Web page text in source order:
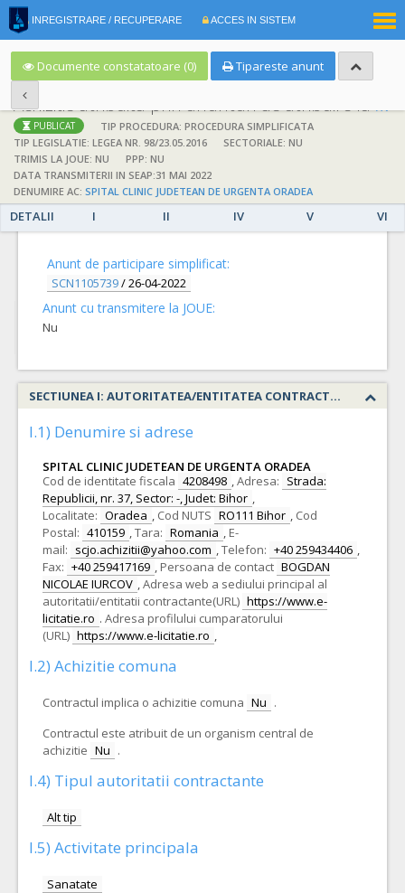
INREGISTRARE / RECUPERARE ACCES IN SISTEM
Documente constatatoare (0) Tipareste anunt
; Achizitie atribuita prin anunturi de atribuire la anuntul simplificat
PUBLICAT
TIP PROCEDURA: PROCEDURA SIMPLIFICATA
TIP LEGISLATIE: LEGEA NR. 98/23.05.2016
SECTORIALE: NU
TRIMIS LA JOUE: NU
PPP: NU
DATA TRANSMITERII IN SEAP:31 MAI 2022
DENUMIRE AC: SPITAL CLINIC JUDETEAN DE URGENTA ORADEA
DETALII I II IV V VI
DETALII
Anunt de participare simplificat:
SCN1105739/26-04-2022
Anunt cu transmitere la JOUE:
Nu
SECTIUNEA I: AUTORITATEA/ENTITATEA CONTRACTANTA
I.1) Denumire si adrese
SPITAL CLINIC JUDETEAN DE URGENTA ORADEA
Cod de identitate fiscala 4208498 ,Adresa: Strada:
Republicii, nr. 37, Sector: -, Judet: Bihor ,
Localitate: Oradea , Cod NUTS RO111 Bihor , Cod
Postal: 410159 ,Tara: Romania , E-
mail: scjo.achizitii@yahoo.com ,Telefon: +40 259434406 ,
Fax: +40 259417169 , Persoana de contact BOGDAN
NICOLAE IURCOV ,Adresa web a sediului principal al
autoritatii/entitatii contractante(URL) https://www.e-
licitatie.ro . Adresa profilului cumparatorului
(URL) https://www.e-licitatie.ro ,
I.2) Achizitie comuna
Contractul implica o achizitie comuna Nu .
Contractul este atribuit de un organism central de
achizitie Nu .
I.4) Tipul autoritatii contractante
Alt tip
I.5) Activitate principala
Sanatate